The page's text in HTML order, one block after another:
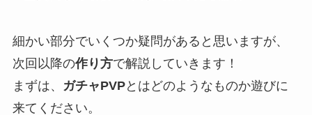
細かい部分でいくつか疑問があると思いますが、
次回以降の作り方で解説していきます！
まずは、
ガチャPVPとはどのようなものか遊びに
来てください。